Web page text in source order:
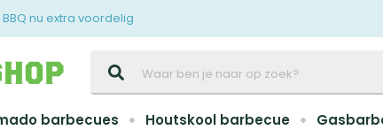
nu extra voordelig
barbecues Houtskool barbecue